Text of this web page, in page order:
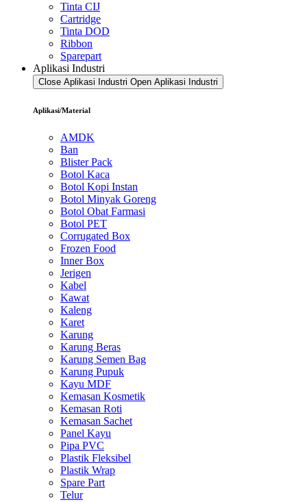
Tinta CIJ
Cartridge
Tinta DOD
Ribbon
Sparepart
Aplikasi Industri
Close Aplikasi Industri Open Aplikasi Industri
Aplikasi/Material
AMDK
Ban
Blister Pack
Botol Kaca
Botol Kopi Instan
Botol Minyak Goreng
Botol Obat Farmasi
Botol PET
Corrugated Box
Frozen Food
Inner Box
Jerigen
Kabel
Kawat
Kaleng
Karet
Karung
Karung Beras
Karung Semen Bag
Karung Pupuk
Kayu MDF
Kemasan Kosmetik
Kemasan Roti
Kemasan Sachet
Panel Kayu
Pipa PVC
Plastik Fleksibel
Plastik Wrap
Spare Part
Telur